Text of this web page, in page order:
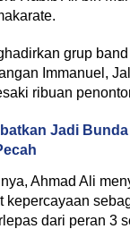
grup
Immanuel,
ribuan
Jadi Bunda
Ahmad Ali
kepercayaan
dari peran 3